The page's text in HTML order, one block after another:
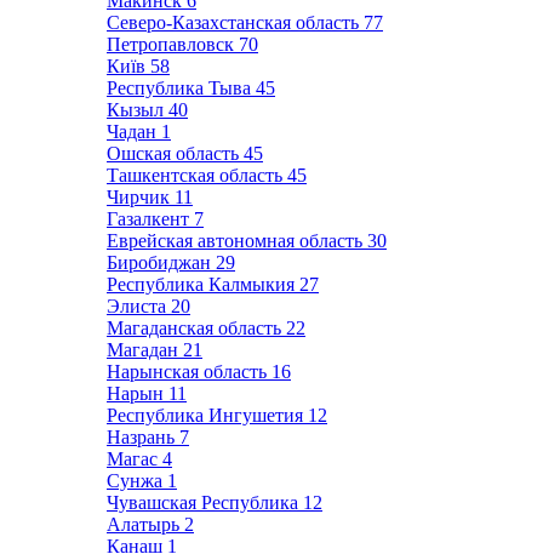
Северо-Казахстанская область 77
Петропавловск 70
Київ 58
Республика Тыва 45
Кызыл 40
Чадан 1
Ошская область 45
Ташкентская область 45
Чирчик 11
Газалкент 7
Еврейская автономная область 30
Биробиджан 29
Республика Калмыкия 27
Элиста 20
Магаданская область 22
Магадан 21
Нарынская область 16
Нарын 11
Республика Ингушетия 12
Назрань 7
Магас 4
Сунжа 1
Чувашская Республика 12
Алатырь 2
Канаш 1